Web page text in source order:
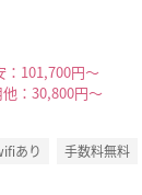
：101,700円～
：30,800円～
あり 手数料無料